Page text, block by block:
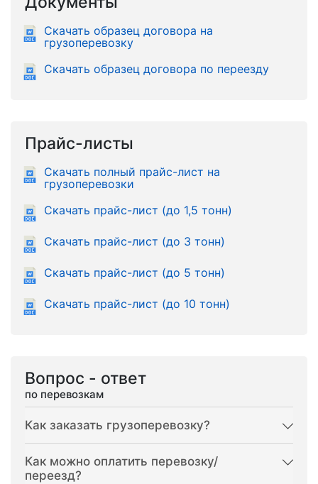
Скачать образец договора на
грузоперевозку
Скачать образец договора по переезду
Прайс-листы
Скачать полный прайс-лист на
грузоперевозки
Скачать прайс-лист (до 1,5 тонн)
Скачать прайс-лист (до 3 тонн)
Скачать прайс-лист (до 5 тонн)
Скачать прайс-лист (до 10 тонн)
Вопрос - ответ
по перевозкам
Как заказать грузоперевозку?
Как можно оплатить перевозку/
переезд?